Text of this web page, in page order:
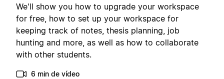
We'll show you how to upgrade your workspace
for free, how to set up your workspace for
keeping track of notes, thesis planning, job
hunting and more, as well as how to collaborate
with other students.
6 min de vídeo